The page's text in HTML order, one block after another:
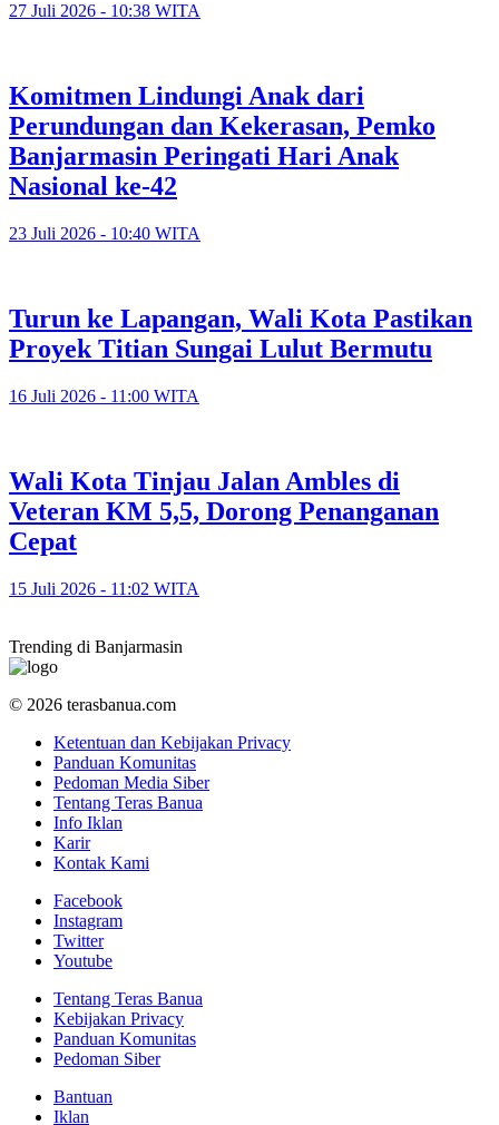
27 Juli 2026 - 10:38 WITA
Komitmen Lindungi Anak dari
Perundungan dan Kekerasan, Pemko
Banjarmasin Peringati Hari Anak
Nasional ke-42
23 Juli 2026 - 10:40 WITA
Turun ke Lapangan, Wali Kota Pastikan
Proyek Titian Sungai Lulut Bermutu
16 Juli 2026 - 11:00 WITA
​Wali Kota Tinjau Jalan Ambles di
Veteran KM 5,5, Dorong Penanganan
Cepat
15 Juli 2026 - 11:02 WITA
Trending di Banjarmasin
© 2026 terasbanua.com
Ketentuan dan Kebijakan Privacy
Panduan Komunitas
Pedoman Media Siber
Tentang Teras Banua
Info Iklan
Karir
Kontak Kami
Facebook
Instagram
Twitter
Youtube
Tentang Teras Banua
Kebijakan Privacy
Panduan Komunitas
Pedoman Siber
Bantuan
Iklan